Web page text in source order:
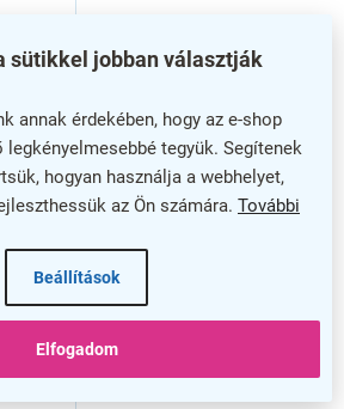
sütikkel jobban választják
annak érdekében, hogy az e-shop
tegyük. Segítenek
hogyan használja a webhelyet,
az Ön számára. További
Beállítások
Elfogadom